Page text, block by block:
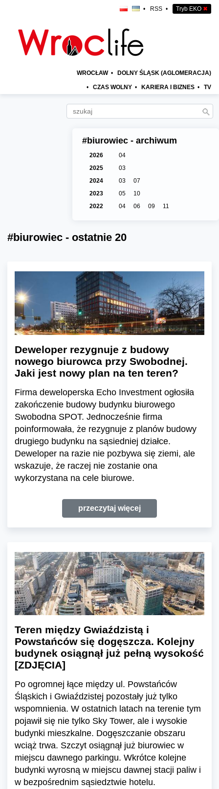
• RSS • Tryb EKO ✖
WROCŁAW • DOLNY ŚLĄSK (AGLOMERACJA)
• CZAS WOLNY • KARIERA I BIZNES • TV
#biurowiec - archiwum
2026
04
2025
03
2024
03
07
2023
05
10
2022
04 06 09 11
#biurowiec - ostatnie 20
Deweloper rezygnuje z budowy
nowego biurowca przy Swobodnej.
Jaki jest nowy plan na ten teren?
Firma deweloperska Echo Investment ogłosiła
zakończenie budowy budynku biurowego
Swobodna SPOT. Jednocześnie firma
poinformowała, że rezygnuje z planów budowy
drugiego budynku na sąsiedniej działce.
Deweloper na razie nie pozbywa się ziemi, ale
wskazuje, że raczej nie zostanie ona
wykorzystana na cele biurowe.
przeczytaj więcej
Teren między Gwiaździstą i
Powstańców się dogęszcza. Kolejny
budynek osiągnął już pełną wysokość
[ZDJĘCIA]
Po ogromnej łące między ul. Powstańców
Śląskich i Gwiaździstej pozostały już tylko
wspomnienia. W ostatnich latach na terenie tym
pojawił się nie tylko Sky Tower, ale i wysokie
budynki mieszkalne. Dogęszczanie obszaru
wciąż trwa. Szczyt osiągnął już biurowiec w
miejscu dawnego parkingu. Wkrótce kolejne
budynki wyrosną w miejscu dawnej stacji paliw i
w bezpośrednim sąsiedztwie hotelu.